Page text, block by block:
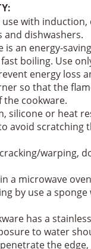
with induction,
and dishwashers.
is an energy-
boiling. Use
energy loss
so that the
the cookware.
silicone or heat
avoid scratching
warping,
a microwave
by use a
has a
to water
the